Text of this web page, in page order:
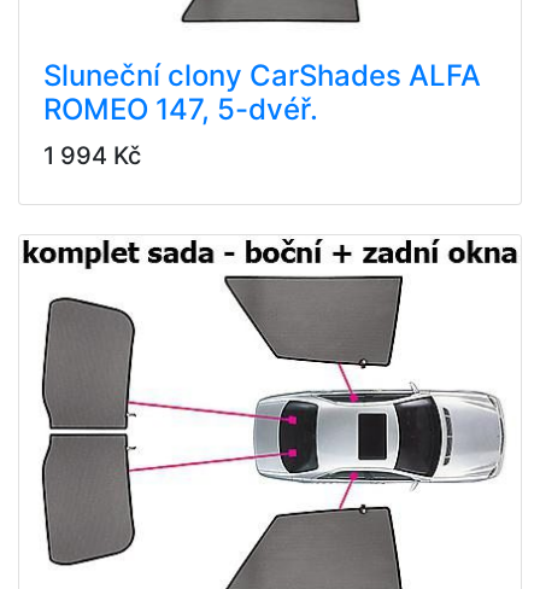
Sluneční clony CarShades ALFA
ROMEO 147, 5-dvéř.
1 994 Kč